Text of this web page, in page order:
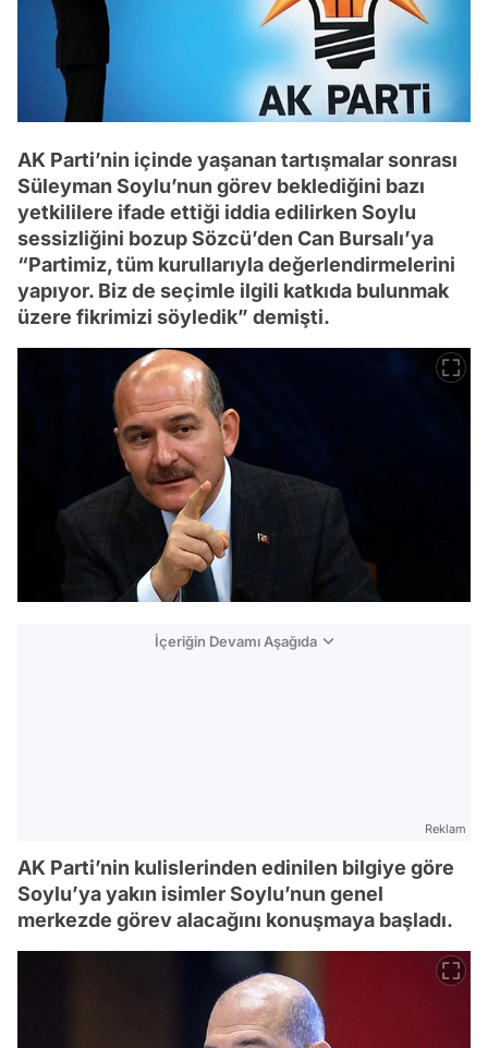
AK Parti’nin içinde yaşanan tartışmalar sonrası
Süleyman Soylu’nun görev beklediğini bazı
yetkililere ifade ettiği iddia edilirken Soylu
sessizliğini bozup Sözcü’den Can Bursalı’ya
“Partimiz, tüm kurullarıyla değerlendirmelerini
yapıyor. Biz de seçimle ilgili katkıda bulunmak
üzere fikrimizi söyledik” demişti.
İçeriğin Devamı Aşağıda
Reklam
AK Parti’nin kulislerinden edinilen bilgiye göre
Soylu’ya yakın isimler Soylu’nun genel
merkezde görev alacağını konuşmaya başladı.